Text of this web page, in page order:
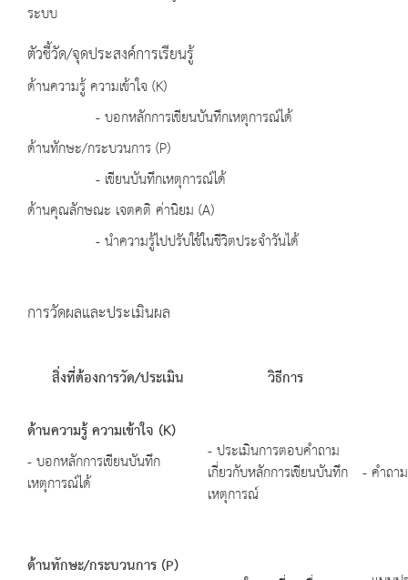
ระบบ
ตัวชี้วัด/จุดประสงค์การเรียนรู้
ด้านความรู้ ความเข้าใจ (K)
- บอกหลักการเขียนบันทึกเหตุการณ์ได้
ด้านทักษะ/กระบวนการ (P)
- เขียนบันทึกเหตุการณ์ได้
ด้านคุณลักษณะ เจตคติ ค่านิยม (A)
- นำความรู้ไปปรับใช้ในชีวิตประจำวันได้
การวัดผลและประเมินผล
สิ่งที่ต้องการวัด/ประเมิน
วิธีการ
ด้านความรู้ ความเข้าใจ (K)
- บอกหลักการเขียนบันทึก
เหตุการณ์ได้
- ประเมินการตอบคำถาม
เกี่ยวกับหลักการเขียนบันทึก
เหตุการณ์
- คำถา
ด้านทักษะ/กระบวนการ (P)